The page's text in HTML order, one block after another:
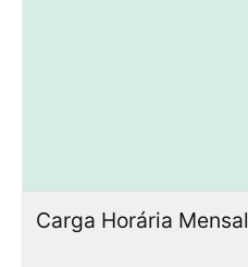
Carga Horária Mensal